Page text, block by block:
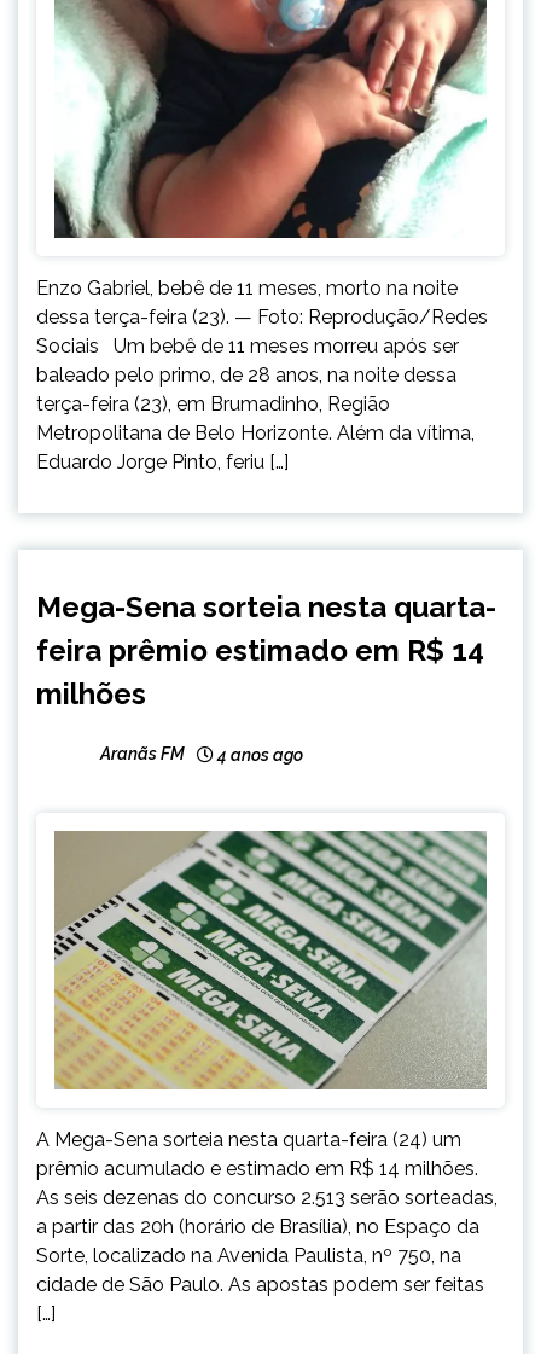
Enzo Gabriel, bebê de 11 meses, morto na noite
dessa terça-feira (23). — Foto: Reprodução/Redes
Sociais Um bebê de 11 meses morreu após ser
baleado pelo primo, de 28 anos, na noite dessa
terça-feira (23), em Brumadinho, Região
Metropolitana de Belo Horizonte. Além da vítima,
Eduardo Jorge Pinto, feriu […]
NOTÍCIAS
Mega-Sena sorteia nesta quarta-
feira prêmio estimado em R$ 14
milhões
Aranãs FM 4 anos ago
A Mega-Sena sorteia nesta quarta-feira (24) um
prêmio acumulado e estimado em R$ 14 milhões.
As seis dezenas do concurso 2.513 serão sorteadas,
a partir das 20h (horário de Brasília), no Espaço da
Sorte, localizado na Avenida Paulista, nº 750, na
cidade de São Paulo. As apostas podem ser feitas
[…]